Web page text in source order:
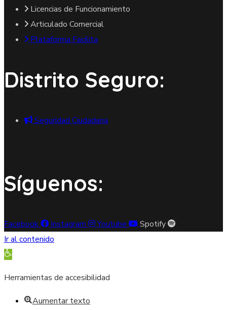
Licencias de Funcionamiento
Articulado Comercial
Plataforma Facilita
Distrito Seguro:
Seguridad Ciudadana
Síguenos:
Facebook Instagram Youtube
Spotify
Ir al contenido
Abrir barra de herramientas
Herramientas de accesibilidad
Aumentar texto